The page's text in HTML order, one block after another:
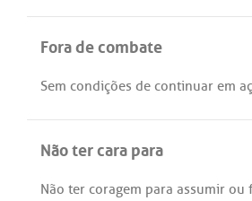
Fora de combate
Sem condições de continuar em
Não ter cara para
Não ter coragem para assumir ou